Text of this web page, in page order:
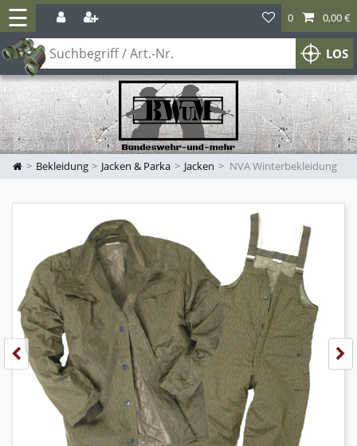
☰
LOS
0 0,00 €
Bekleidung Jacken & Parka Jacken NVA Winterbekleidung